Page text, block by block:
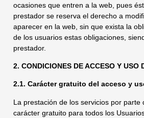
ocasiones que entren a la web, pues
prestador se reserva el derecho a
aparecer en la web, sin que exista la
de los usuarios estas obligaciones,
prestador.
2. CONDICIONES DE ACCESO Y USO
2.1. Carácter gratuito del acceso y
La prestación de los servicios por parte
carácter gratuito para todos los